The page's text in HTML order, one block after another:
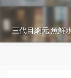
三代目網元 魚鮮